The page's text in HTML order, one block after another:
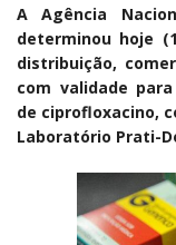
A Agência
determinou hoje
distribuição,
com validade
de ciprofloxacino,
Laboratório Prati-